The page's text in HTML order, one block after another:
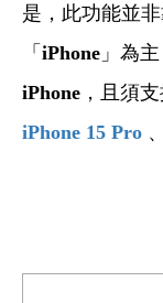
是，此功能並
「 iPhone 」為
iPhone ，且須
iPhone 15 Pro 、